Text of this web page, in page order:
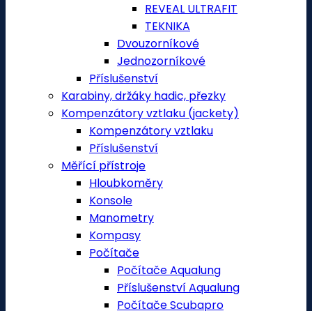
REVEAL ULTRAFIT
TEKNIKA
Dvouzorníkové
Jednozorníkové
Příslušenství
Karabiny, držáky hadic, přezky
Kompenzátory vztlaku (jackety)
Kompenzátory vztlaku
Příslušenství
Měřící přístroje
Hloubkoměry
Konsole
Manometry
Kompasy
Počítače
Počítače Aqualung
Příslušenství Aqualung
Počítače Scubapro